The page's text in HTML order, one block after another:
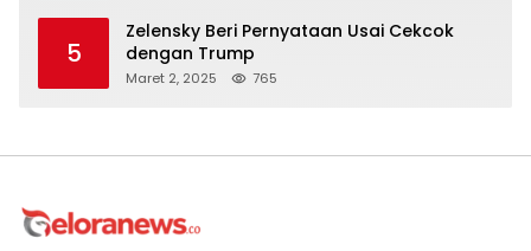
5
Zelensky Beri Pernyataan Usai Cekcok
dengan Trump
Maret 2, 2025 765